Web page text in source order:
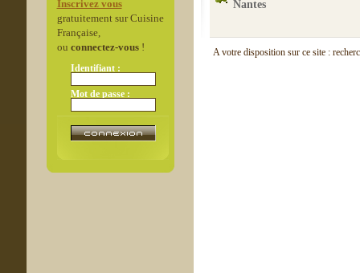
Inscrivez vous
gratuitement sur Cuisine
Française,
ou connectez-vous!
Identifiant :
Mot de passe :
Nantes
A votre disposition sur ce site :